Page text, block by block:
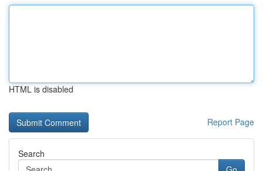
HTML is disabled
Report Page
Search